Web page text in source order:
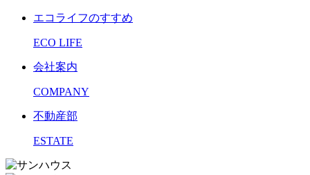
エコライフのすすめ
ECO LIFE
会社案内
COMPANY
不動産部
ESTATE